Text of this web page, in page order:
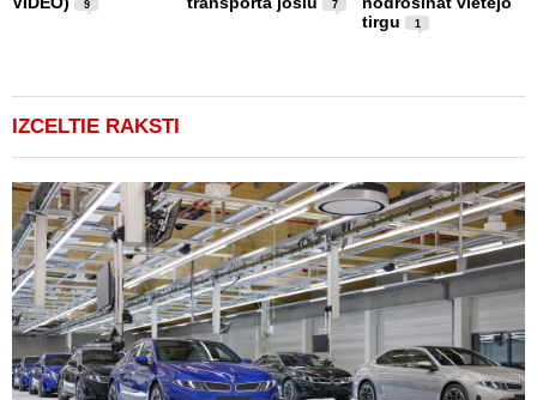
9 7
tirgu
1
IZCELTIE RAKSTI